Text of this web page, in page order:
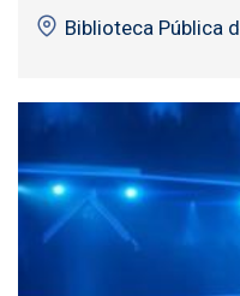
Biblioteca Pública